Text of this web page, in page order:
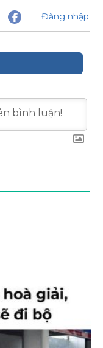
Đăng nhập